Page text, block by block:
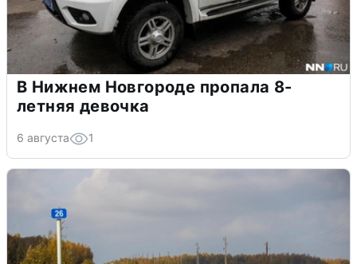
В Нижнем Новгороде пропала 8-
летняя девочка
6 августа 1